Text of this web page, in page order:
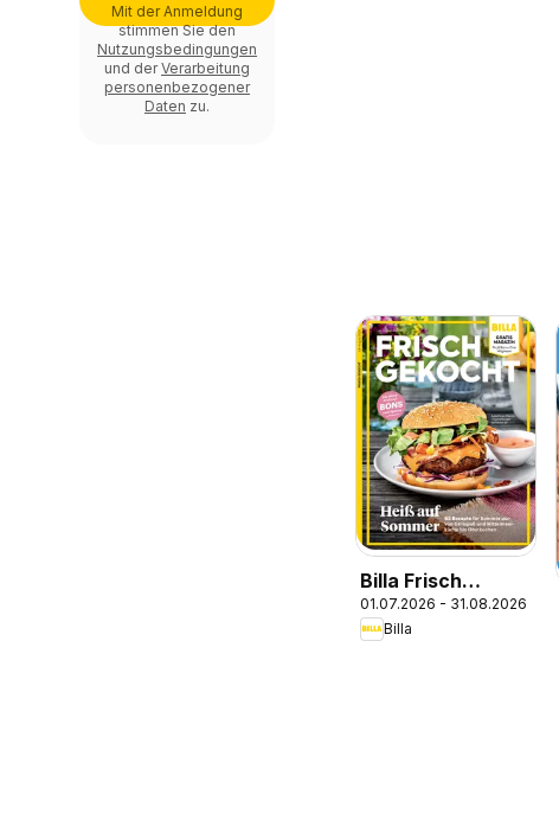
Billa Frisch
Gekocht
01.07.2026 - 31.08.2026
Billa
Mit der Anmeldung
stimmen Sie den
Nutzungsbedingungen
und derVerarbeitung
personenbezogener
Daten zu.